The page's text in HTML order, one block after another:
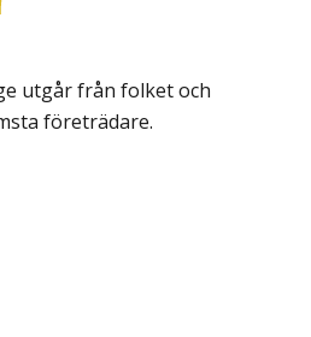
utgår från folket och
företrädare.